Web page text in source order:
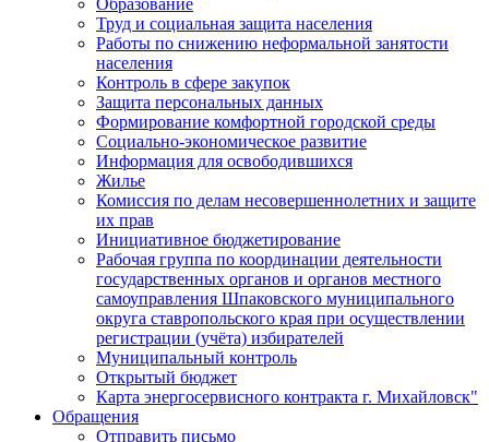
Образование
Труд и социальная защита населения
Работы по снижению неформальной занятости
населения
Контроль в сфере закупок
Защита персональных данных
Формирование комфортной городской среды
Социально-экономическое развитие
Информация для освободившихся
Жилье
Комиссия по делам несовершеннолетних и защите
их прав
Инициативное бюджетирование
Рабочая группа по координации деятельности
государственных органов и органов местного
самоуправления Шпаковского муниципального
округа ставропольского края при осуществлении
регистрации (учёта) избирателей
Муниципальный контроль
Открытый бюджет
Карта энергосервисного контракта г. Михайловск"
Обращения
Отправить письмо